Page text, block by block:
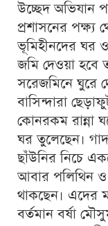
উচ্ছেদ অভিযান
প্রশাসনের পক্ষ্য
ভূমিহীনদের ঘর
জমি দেওয়া হবে
সরেজমিনে ঘুরে
বাসিন্দারা
কোনরকম রান্না
ঘর তুলেছেন।
ছাঁউনির নিচে
আবার পলিথিন ও
থাকছেন। এদের
বর্তমান বর্ষা